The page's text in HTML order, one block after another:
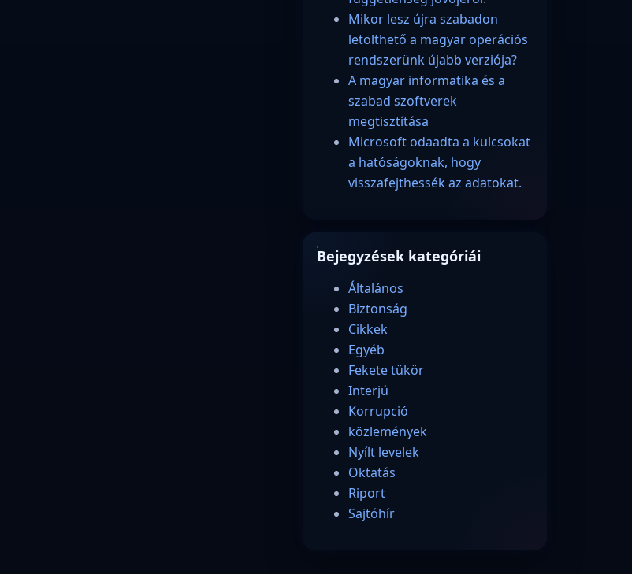
Mikor lesz újra szabadon
letölthető a magyar operációs
rendszerünk újabb verziója?
A magyar informatika és a
szabad szoftverek
megtisztítása
Microsoft odaadta a kulcsokat
a hatóságoknak, hogy
visszafejthessék az adatokat.
Bejegyzések kategóriái
Általános
Biztonság
Cikkek
Egyéb
Fekete tükör
Interjú
Korrupció
közlemények
Nyílt levelek
Oktatás
Riport
Sajtóhír